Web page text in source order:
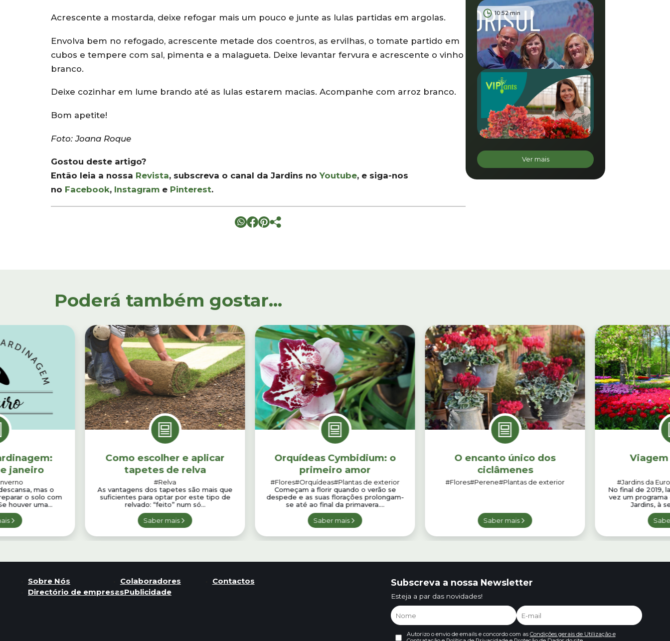
Acrescente a mostarda, deixe refogar mais um pouco e junte as lulas partidas em argolas.
Envolva bem no refogado, acrescente metade dos coentros, as ervilhas, o tomate partido em
cubos e tempere com sal, pimenta e a malagueta. Deixe levantar fervura e acrescente o vinho
branco.
Deixe cozinhar em lume brando até as lulas estarem macias. Acompanhe com arroz branco.
Bom apetite!
Foto: Joana Roque
Gostou deste artigo?
Então leia a nossa Revista, subscreva o canal da Jardins noYoutube, e siga-nos
no Facebook, Instagram e Pinterest.
10:52 min
Ver mais
Poderá também gostar...
janeiro
mas o
o solo com
houver uma...
Como escolher e aplicar
tapetes de relva
#Relva
As vantagens dos tapetes são mais que
suficientes para optar por este tipo de
relvado: “feito” num só...
Saber mais
Orquídeas Cymbidium: o
primeiro amor
#Flores#Orquídeas#Plantas de exterior
Começam a florir quando o verão se
despede e as suas florações prolongam-
se até ao final da primavera....
Saber mais
O encanto único dos
ciclâmenes
#Flores#Perene#Plantas de exterior
Saber mais
Viagem
#Jardins da
No final de 2019,
vez um
Jardins, à
Sobre Nós Colaboradores
Contactos
Directório de empresasPublicidade
Subscreva a nossa Newsletter
Esteja a par das novidades!
Autorizo o envio de emails e concordo com as Condições gerais de Utilização e